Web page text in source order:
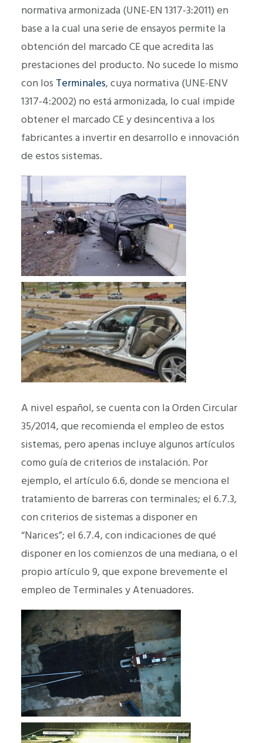
normativa armonizada (UNE-EN 1317-3:2011) en
base a la cual una serie de ensayos permite la
obtención del marcado CE que acredita las
prestaciones del producto. No sucede lo mismo
con los Terminales, cuya normativa (UNE-ENV
1317-4:2002) no está armonizada, lo cual impide
obtener el marcado CE y desincentiva a los
fabricantes a invertir en desarrollo e innovación
de estos sistemas.
A nivel español, se cuenta con la Orden Circular
35/2014, que recomienda el empleo de estos
sistemas, pero apenas incluye algunos artículos
como guía de criterios de instalación. Por
ejemplo, el artículo 6.6, donde se menciona el
tratamiento de barreras con terminales; el 6.7.3,
con criterios de sistemas a disponer en
“Narices”; el 6.7.4, con indicaciones de qué
disponer en los comienzos de una mediana, o el
propio artículo 9, que expone brevemente el
empleo de Terminales y Atenuadores.